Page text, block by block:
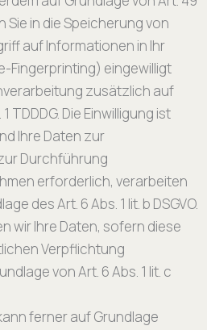
Sie in die Speicherung von
auf Informationen in Ihr
Fingerprinting) eingewilligt
zusätzlich auf
TDDDG. Die Einwilligung ist
Ihre Daten zur
Durchführung
erforderlich, verarbeiten
des Art. 6 Abs. 1 lit. b DSGVO.
wir Ihre Daten, sofern diese
Verpflichtung
von Art. 6 Abs. 1 lit. c
ferner auf Grundlage